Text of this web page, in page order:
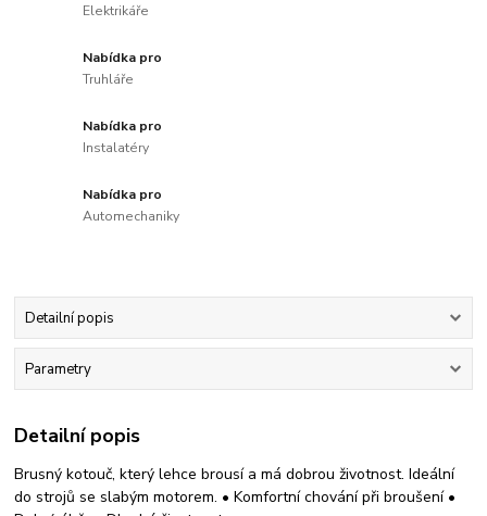
Elektrikáře
Nabídka pro
Truhláře
Nabídka pro
Instalatéry
Nabídka pro
Automechaniky
Detailní popis
Parametry
Detailní popis
Brusný kotouč, který lehce brousí a má dobrou životnost. Ideální
do strojů se slabým motorem. • Komfortní chování při broušení •